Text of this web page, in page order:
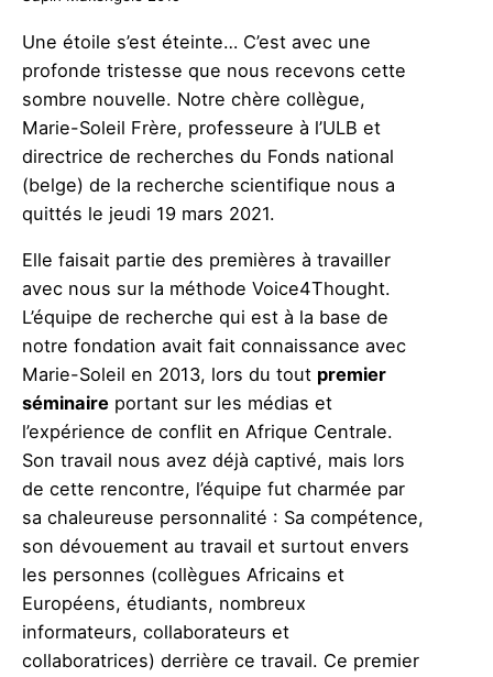
Une étoile s’est éteinte… C’est avec une
profonde tristesse que nous recevons cette
sombre nouvelle. Notre chère collègue,
Marie-Soleil Frère, professeure à l’ULB et
directrice de recherches du Fonds national
(belge) de la recherche scientifique nous a
quittés le jeudi 19 mars 2021.
Elle faisait partie des premières à travailler
avec nous sur la méthode Voice4Thought.
L’équipe de recherche qui est à la base de
notre fondation avait fait connaissance avec
Marie-Soleil en 2013, lors du tout premier
séminaire portant sur les médias et
l’expérience de conflit en Afrique Centrale.
Son travail nous avez déjà captivé, mais lors
de cette rencontre, l’équipe fut charmée par
sa chaleureuse personnalité : Sa compétence,
son dévouement au travail et surtout envers
les personnes (collègues Africains et
Européens, étudiants, nombreux
informateurs, collaborateurs et
collaboratrices) derrière ce travail. Ce premier